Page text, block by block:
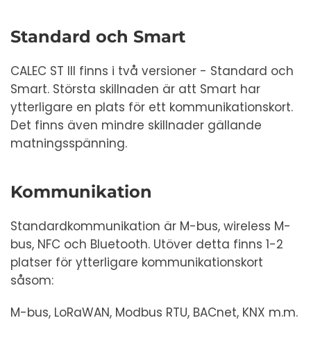
Standard och Smart
CALEC ST III finns i två versioner - Standard och
Smart. Största skillnaden är att Smart har
ytterligare en plats för ett kommunikationskort.
Det finns även mindre skillnader gällande
matningsspänning.
Kommunikation
Standardkommunikation är M-bus, wireless M-
bus, NFC och Bluetooth. Utöver detta finns 1-2
platser för ytterligare kommunikationskort
såsom:
M-bus, LoRaWAN, Modbus RTU, BACnet, KNX m.m.